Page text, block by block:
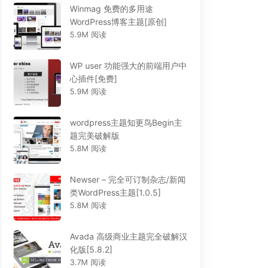
Winmag 免费的多用途
WordPress博客主题[原创]
5.9M 阅读
WP user 功能强大的前端用户中
心插件[免费]
5.9M 阅读
wordpress主题知更鸟Begin主
题完美破解版
5.8M 阅读
Newser – 完全可订制杂志/新闻
类WordPress主题[1.0.5]
5.8M 阅读
Avada 高级商业主题完全破解汉
化版[5.8.2]
3.7M 阅读